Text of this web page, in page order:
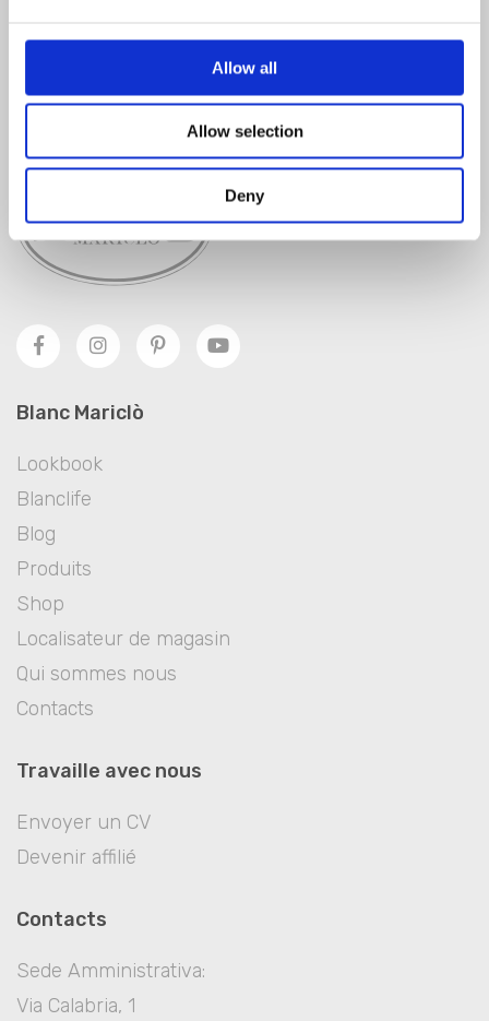
Allow all
Allow selection
Deny
NEWSLETTER
SIGNER
Blanc Mariclò
Lookbook
Blanclife
Blog
Produits
Shop
Localisateur de magasin
Qui sommes nous
Contacts
Travaille avec nous
Envoyer un CV
Devenir affilié
Contacts
Sede Amministrativa:
Via Calabria, 1